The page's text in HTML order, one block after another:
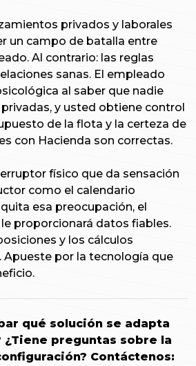
privados y laborales
un campo de batalla entre
Al contrario: las reglas
sanas. El empleado
al saber que nadie
y usted obtiene control
de la flota y la certeza de
con Hacienda son correctas.
físico que da sensación
como el calendario
esa preocupación, el
proporcionará datos fiables.
y los cálculos
Apueste por la tecnología que
qué solución se adapta
¿Tiene preguntas sobre la
Contáctenos: